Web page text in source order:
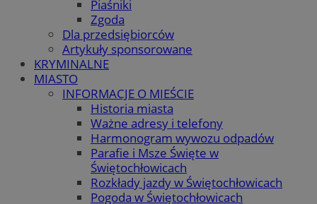
Piaśniki
Zgoda
Dla przedsiębiorców
Artykuły sponsorowane
KRYMINALNE
MIASTO
INFORMACJE O MIEŚCIE
Historia miasta
Ważne adresy i telefony
Harmonogram wywozu odpadów
Parafie i Msze Święte w
Świętochłowicach
Rozkłady jazdy w Świętochłowicach
Pogoda w Świętochłowicach